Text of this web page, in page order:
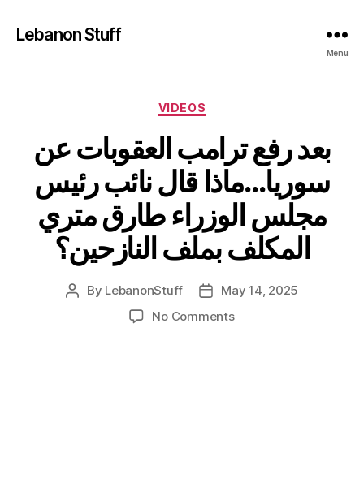
Lebanon Stuff
Menu
Categories
VIDEOS
بعد رفع ترامب العقوبات عن
سوريا…ماذا قال نائب رئيس
مجلس الوزراء طارق متري
المكلف بملف النازحين؟
Post
By LebanonStuff
PostMay 14, 2025
No Commentson